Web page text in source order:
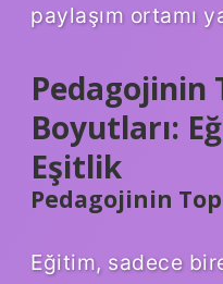
paylaşım ortamı
Pedagojinin
Boyutları:
Eşitlik
Pedagojinin
Eğitim, sadece